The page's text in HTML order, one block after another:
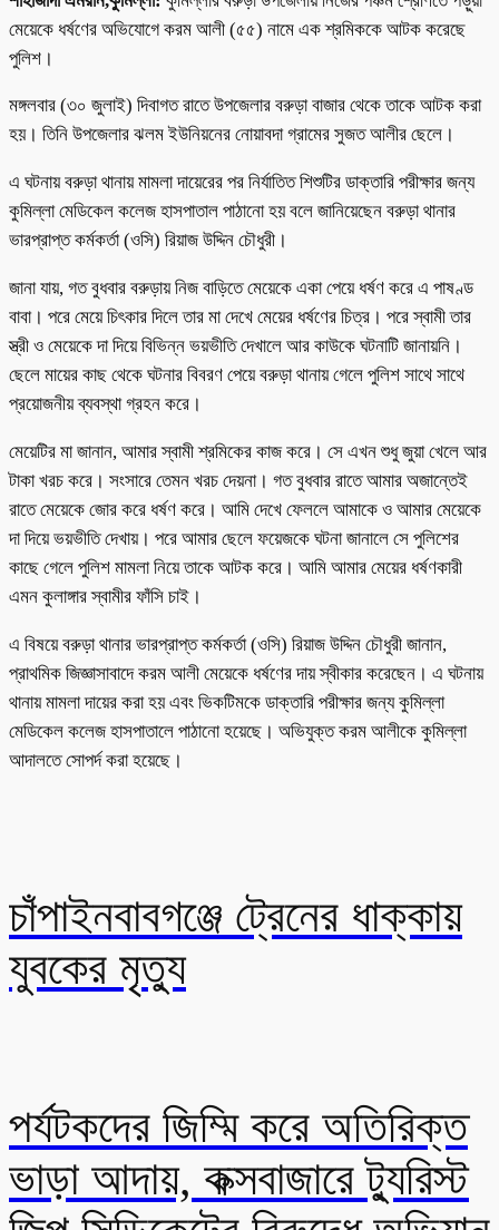
মেয়েকে ধর্ষণের অভিযোগে করম আলী (৫৫) নামে এক শ্রমিককে আটক করেছে
পুলিশ।
মঙ্গলবার (৩০ জুলাই) দিবাগত রাতে উপজেলার বরুড়া বাজার থেকে তাকে আটক করা
হয়। তিনি উপজেলার ঝলম ইউনিয়নের নোয়াবদা গ্রামের সুজত আলীর ছেলে।
এ ঘটনায় বরুড়া থানায় মামলা দায়েরের পর নির্যাতিত শিশুটির ডাক্তারি পরীক্ষার জন্য
কুমিল্লা মেডিকেল কলেজ হাসপাতাল পাঠানো হয় বলে জানিয়েছেন বরুড়া থানার
ভারপ্রাপ্ত কর্মকর্তা (ওসি) রিয়াজ উদ্দিন চৌধুরী।
জানা যায়, গত বুধবার বরুড়ায় নিজ বাড়িতে মেয়েকে একা পেয়ে ধর্ষণ করে এ পাষণ্ড
বাবা। পরে মেয়ে চিৎকার দিলে তার মা দেখে মেয়ের ধর্ষণের চিত্র। পরে স্বামী তার
স্ত্রী ও মেয়েকে দা দিয়ে বিভিন্ন ভয়ভীতি দেখালে আর কাউকে ঘটনাটি জানায়নি।
ছেলে মায়ের কাছ থেকে ঘটনার বিবরণ পেয়ে বরুড়া থানায় গেলে পুলিশ সাথে সাথে
প্রয়োজনীয় ব্যবস্থা গ্রহন করে।
মেয়েটির মা জানান, আমার স্বামী শ্রমিকের কাজ করে। সে এখন শুধু জুয়া খেলে আর
টাকা খরচ করে। সংসারে তেমন খরচ দেয়না। গত বুধবার রাতে আমার অজান্তেই
রাতে মেয়েকে জোর করে ধর্ষণ করে। আমি দেখে ফেললে আমাকে ও আমার মেয়েকে
দা দিয়ে ভয়ভীতি দেখায়। পরে আমার ছেলে ফয়েজকে ঘটনা জানালে সে পুলিশের
কাছে গেলে পুলিশ মামলা নিয়ে তাকে আটক করে। আমি আমার মেয়ের ধর্ষণকারী
এমন কুলাঙ্গার স্বামীর ফাঁসি চাই।
এ বিষয়ে বরুড়া থানার ভারপ্রাপ্ত কর্মকর্তা (ওসি) রিয়াজ উদ্দিন চৌধুরী জানান,
প্রাথমিক জিজ্ঞাসাবাদে করম আলী মেয়েকে ধর্ষণের দায় স্বীকার করেছেন। এ ঘটনায়
থানায় মামলা দায়ের করা হয় এবং ভিকটিমকে ডাক্তারি পরীক্ষার জন্য কুমিল্লা
মেডিকেল কলেজ হাসপাতালে পাঠানো হয়েছে। অভিযুক্ত করম আলীকে কুমিল্লা
আদালতে সোপর্দ করা হয়েছে।
চাঁপাইনবাবগঞ্জে ট্রেনের ধাক্কায়
যুবকের মৃত্যু
পর্যটকদের জিম্মি করে অতিরিক্ত
ভাড়া আদায়, কক্সবাজারে ট্যুরিস্ট